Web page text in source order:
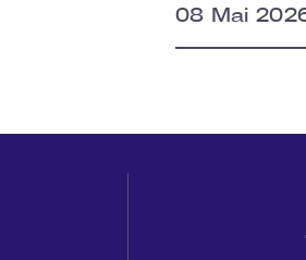
08 Mai